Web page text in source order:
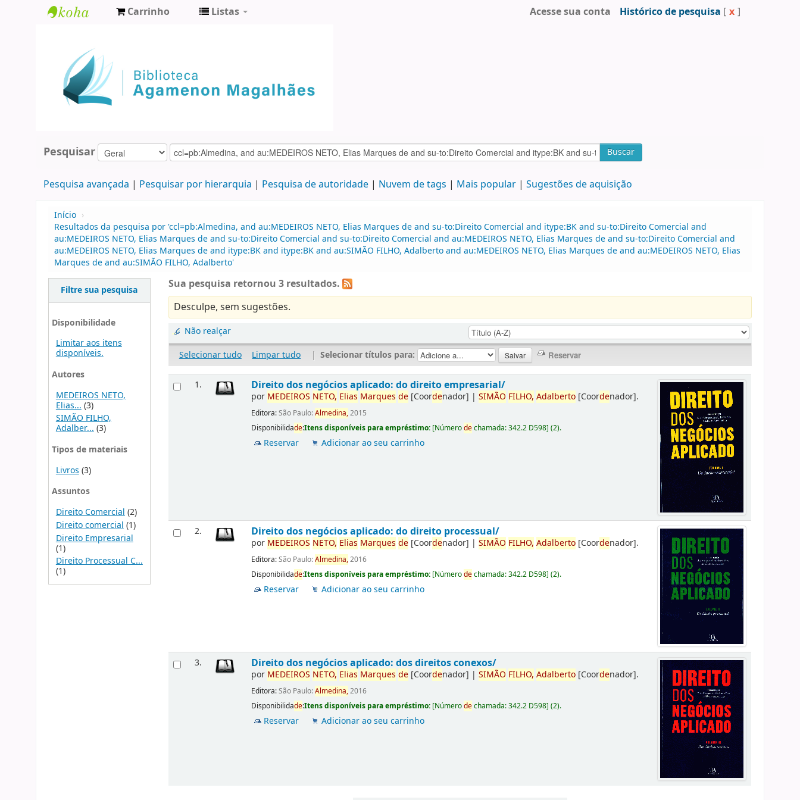
Agamenon
Magalhães
Carrinho Listas Acesse sua conta Histórico de pesquisa [ x ]
Pesquisar Buscar
Pesquisa avançada Pesquisar por hierarquia Pesquisa de autoridade Nuvem de tags Mais popular Sugestões de aquisição
Início ›
Resultados da pesquisa por 'ccl=pb:Almedina, and au:MEDEIROS NETO, Elias Marques de and su-to:Direito Comercial and itype:BK and su-to:Direito Comercial and
au:MEDEIROS NETO, Elias Marques de and su-to:Direito Comercial and su-to:Direito Comercial and au:MEDEIROS NETO, Elias Marques de and su-to:Direito Comercial and
au:MEDEIROS NETO, Elias Marques de and itype:BK and itype:BK and au:SIMÃO FILHO, Adalberto and au:MEDEIROS NETO, Elias Marques de and au:MEDEIROS NETO, Elias
Marques de and au:SIMÃO FILHO, Adalberto'
Filtre sua pesquisa
Disponibilidade
Limitar aos itens
disponíveis.
Autores
MEDEIROS NETO,
Elias... (3)
SIMÃO FILHO,
Adalber...(3)
Tipos de materiais
Livros (3)
Assuntos
Direito Comercial (2)
Direito comercial (1)
Direito Empresarial
(1)
Direito Processual C...
(1)
Sua pesquisa retornou 3 resultados.
Desculpe, sem sugestões.
Não realçar
Selecionar tudo
Limpar tudo | Selecionar títulos para:
1. Direito dos negócios aplicado: do direito empresarial/
por MEDEIROS NETO, Elias Marques de [Coordenador] |SIMÃO FILHO, Adalberto [Coordenador].
Editora:São Paulo:Almedina,2015
Disponibilidade:Itens disponíveis para empréstimo: [Númerodechamada:342.2 D598](2).
Reservar Adicionar ao seu carrinho
2. Direito dos negócios aplicado: do direito processual/
por MEDEIROS NETO, Elias Marques de [Coordenador] |SIMÃO FILHO, Adalberto [Coordenador].
Editora:São Paulo:Almedina,2016
Disponibilidade:Itens disponíveis para empréstimo: [Númerodechamada:342.2 D598](2).
Reservar Adicionar ao seu carrinho
3. Direito dos negócios aplicado: dos direitos conexos/
por MEDEIROS NETO, Elias Marques de [Coordenador] |SIMÃO FILHO, Adalberto [Coordenador].
Editora:São Paulo:Almedina,2016
Disponibilidade:Itens disponíveis para empréstimo: [Númerodechamada:342.2 D598](2).
Reservar Adicionar ao seu carrinho